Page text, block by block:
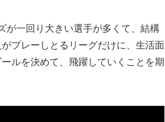
が一回り大きい選手が多くて、結構
プレーしとるリーグだけに、生活面
ルを決めて、飛躍していくことを期